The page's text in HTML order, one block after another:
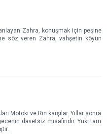
Zahra, konuşmak için peşine
söz veren Zahra, vahşetin köyün
Motoki ve Rin karşılar. Yıllar sonra
davetsiz misafiridir. Yuki tam